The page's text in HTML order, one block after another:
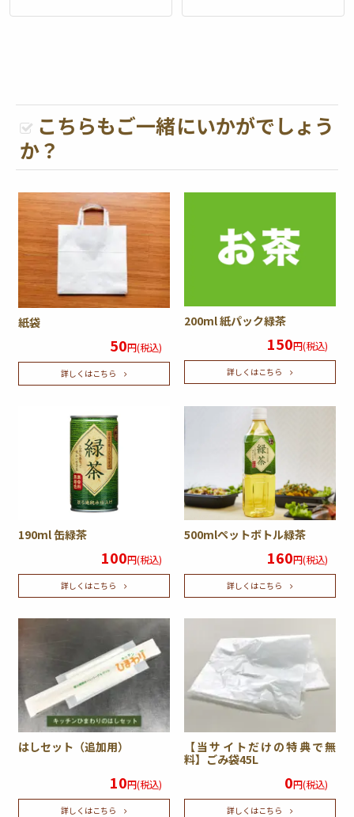
こちらもご一緒にいかがでしょう
か？
紙袋
50円(税込)
詳しくはこちら
200ml 紙パック緑茶
150円(税込)
詳しくはこちら
190ml 缶緑茶
100円(税込)
詳しくはこちら
500mlペットボトル緑茶
160円(税込)
詳しくはこちら
はしセット（追加用）
10円(税込)
詳しくはこちら
【当サイトだけの特典で無
料】ごみ袋45L
0円(税込)
詳しくはこちら